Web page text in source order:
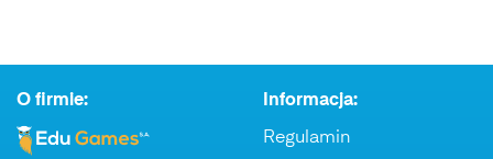
O firmie: Informacja:
Regulamin